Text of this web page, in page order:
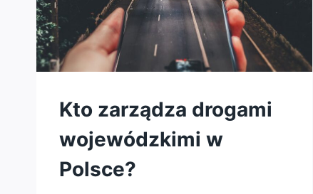
Kto zarządza drogami
wojewódzkimi w
Polsce?